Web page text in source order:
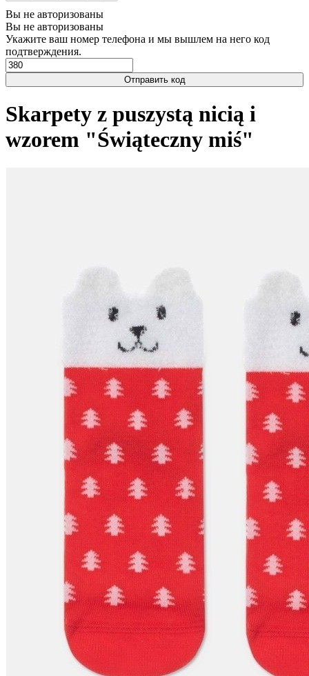
Вы не авторизованы
Вы не авторизованы
Укажите ваш номер телефона и мы вышлем на него код
подтверждения.
Отправить код
Skarpety z puszystą nicią i
wzorem "Świąteczny miś"